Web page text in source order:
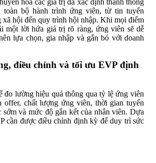
toàn bộ hành trình ứng viên, từ tin tuyển
xã hội đến quy trình hội nhập. Khi mọi điểm
một lời hứa giá trị rõ ràng, ứng viên sẽ dễ
lựa chọn, gia nhập và gắn bó với doanh
điều chỉnh và tối ưu EVP định
đo lường hiệu quả thông qua tỷ lệ ứng viên
offer, chất lượng ứng viên, thời gian tuyển
và mức độ gắn kết của nhân viên. Dựa
cần được điều chỉnh định kỳ để duy trì sức